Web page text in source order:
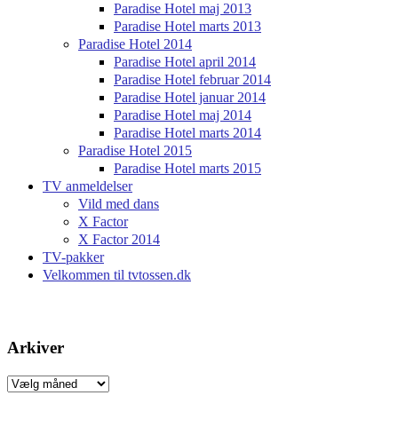
Paradise Hotel maj 2013
Paradise Hotel marts 2013
Paradise Hotel 2014
Paradise Hotel april 2014
Paradise Hotel februar 2014
Paradise Hotel januar 2014
Paradise Hotel maj 2014
Paradise Hotel marts 2014
Paradise Hotel 2015
Paradise Hotel marts 2015
TV anmeldelser
Vild med dans
X Factor
X Factor 2014
TV-pakker
Velkommen til tvtossen.dk
Arkiver
Arkiver